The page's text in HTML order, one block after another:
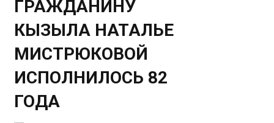
ГРАЖДАНИНУ
КЫЗЫЛА НАТАЛЬЕ
МИСТРЮКОВОЙ
ИСПОЛНИЛОСЬ 82
ГОДА